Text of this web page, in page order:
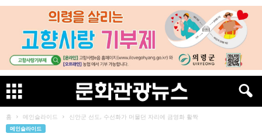
홈 메인슬라이드 신안군 선도, 수선화가 머물던 자리에 금영화 활짝
메인슬라이드